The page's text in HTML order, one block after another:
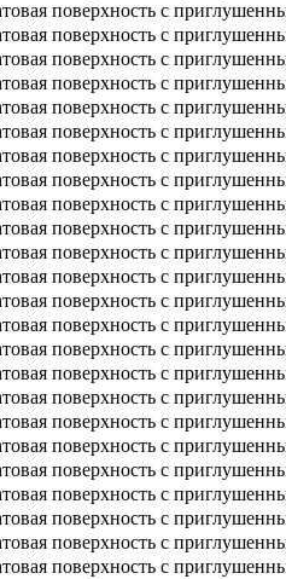
поверхность с
поверхность с
поверхность с
поверхность с
поверхность с
поверхность с
поверхность с
поверхность с
поверхность с
поверхность с
поверхность с
поверхность с
поверхность с
поверхность с
поверхность с
поверхность с
поверхность с
поверхность с
поверхность с
поверхность с
поверхность с
поверхность с
поверхность с
поверхность с